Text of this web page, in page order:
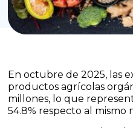
En octubre de 2025, las
productos agrícolas
millones, lo que
54.8% respecto al mismo